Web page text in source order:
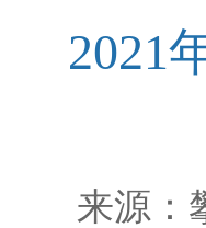
2021
来源：